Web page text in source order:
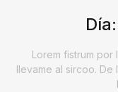
Lorem fistrum por
llevame al sircoo.